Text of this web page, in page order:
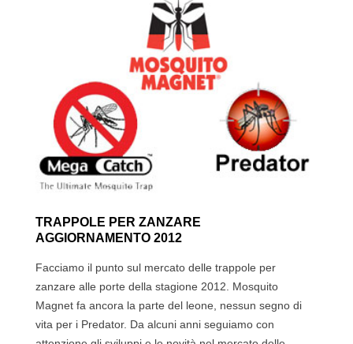
TRAPPOLE PER ZANZARE
AGGIORNAMENTO 2012
Facciamo il punto sul mercato delle trappole per
zanzare alle porte della stagione 2012. Mosquito
Magnet fa ancora la parte del leone, nessun segno di
vita per i Predator. Da alcuni anni seguiamo con